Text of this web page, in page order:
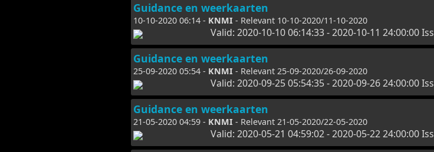
Guidance en weerkaarten
10-10-2020 06:14 - KNMI - Relevant 10-10-2020/11-10-2020
Valid: 2020-10-10 06:14:33 - 2020-10-11 24:00:00
Guidance en weerkaarten
25-09-2020 05:54 - KNMI - Relevant 25-09-2020/26-09-2020
Valid: 2020-09-25 05:54:35 - 2020-09-26 24:00:00
Guidance en weerkaarten
21-05-2020 04:59 - KNMI - Relevant 21-05-2020/22-05-2020
Valid: 2020-05-21 04:59:02 - 2020-05-22 24:00:00